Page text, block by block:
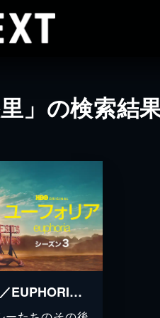
里」の検索結
ユーフォリア／EUPHORIA シーズン３